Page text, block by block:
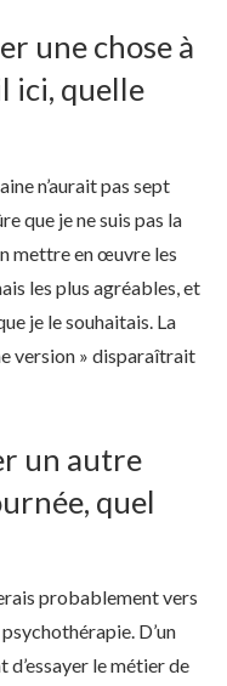
une chose à
ici, quelle
n’aurait pas sept
que je ne suis pas la
mettre en œuvre les
les plus agréables, et
je le souhaitais. La
version » disparaîtrait
un autre
quel
probablement vers
D’un
le métier de